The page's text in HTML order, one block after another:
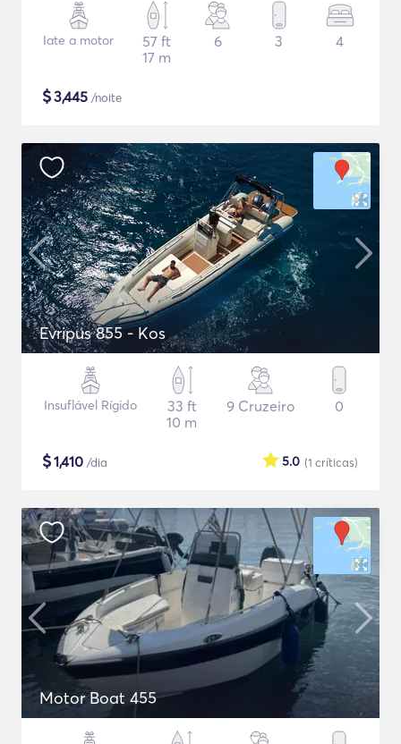
Iate a motor
57 ft
17 m
6 3 4
$3,445 /noite
Evripus 855 - Kos
Insuflável Rígido
33 ft
10 m
9 Cruzeiro 0
$1,410 /dia (1 críticas)
5.0
Motor Boat 455